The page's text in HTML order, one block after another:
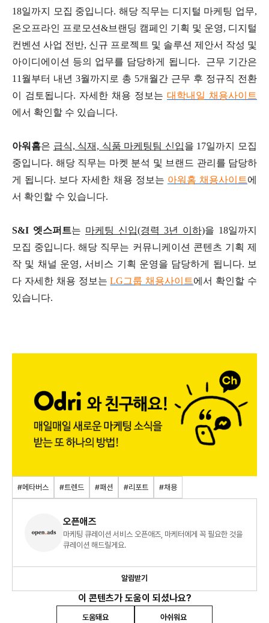
18일까지 모집 중입니다. 해당 직무는 디지털 마케팅 업무,
온오프라인 프로모션&브랜딩 캠페인 기획 및 운영, 디지털
컨벤션 사업 전반, 신규 프로젝트 및 솔루션 제안서 작성 및
아이디에이션 등의 업무를 담당하게 됩니다. 근무 기간은
11월부터 내년 3월까지로 총 5개월간 근무 후 정규직 전환
이 검토됩니다. 자세한 채용 정보는 대학내일 채용사이트
에서 확인할 수 있습니다.
아워홈은 급식, 식재, 식품 마케팅팀 신입을 17일까지 모집
중입니다. 해당 직무는 마켓 분석 및 브랜드 관리를 담당하
게 됩니다. 보다 자세한 채용 정보는 아워홈 채용사이트에
서 확인할 수 있습니다.
S&I 엣스퍼트는 마케팅 신입(경력 3년 이하)을 18일까지
모집 중입니다. 해당 직무는 커뮤니케이션 콘텐츠 기획 제
작 및 채널 운영, 서비스 기획 운영을 담당하게 됩니다. 보
다 자세한 채용 정보는LG그룹 채용사이트에서 확인할 수
있습니다.
#메타버스 #트렌드 #패션 #리포트 #채용
오픈애즈
마케팅 큐레이션 서비스 오픈애즈, 마케터에게 꼭 필요한 것을
큐레이션 해드릴게요.
알림받기
이 콘텐츠가 도움이 되셨나요?
도움돼요 아쉬워요